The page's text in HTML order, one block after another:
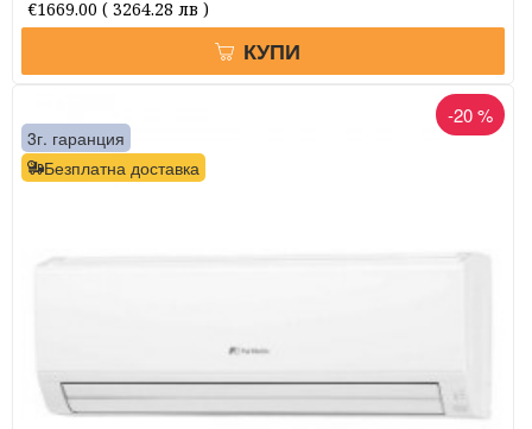
€1669.00 ( 3264.28 лв )
КУПИ
Безплатна доставка
3г. гаранция
-20 %